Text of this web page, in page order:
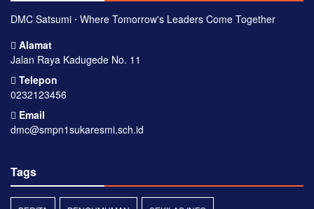
DMC Satsumi ⋅ Where Tomorrow's Leaders Come Together
Alamat
Jalan Raya Kadugede No. 11
Telepon
0232123456
Email
dmc@smpn1sukaresmi.sch.id
Tags